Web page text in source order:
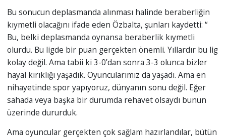
Bu sonucun deplasmanda alınması halinde beraberliğin
kıymetli olacağını ifade eden Özbalta, şunları kaydetti: “
Bu, belki deplasmanda oynansa beraberlik kıymetli
olurdu. Bu ligde bir puan gerçekten önemli. Yıllardır bu lig
kolay değil. Ama tabii ki 3-0’dan sonra 3-3 olunca bizler
hayal kırıklığı yaşadık. Oyuncularımız da yaşadı. Ama en
nihayetinde spor yapıyoruz, dünyanın sonu değil. Eğer
sahada veya başka bir durumda rehavet olsaydı bunun
üzerinde dururduk.
Ama oyuncular gerçekten çok sağlam hazırlandılar, bütün